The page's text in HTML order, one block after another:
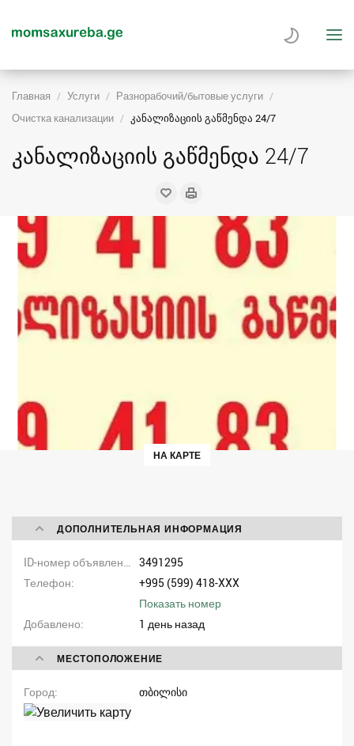
Главная Услуги
Разнорабочий/бытовые услуги
Очистка канализации
კანალიზაციის გაწმენდა 24/7
კანალიზაციის გაწმენდა 24/7
НА КАРТЕ
ДОПОЛНИТЕЛЬНАЯ ИНФОРМАЦИЯ
3491295
Телефон
+995 (599) 418-XXX
Показать номер
Добавлено
1 день назад
МЕСТОПОЛОЖЕНИЕ
Город თბილისი